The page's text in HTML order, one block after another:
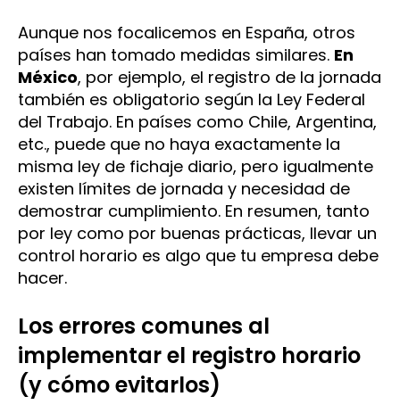
Aunque nos focalicemos en España, otros
países han tomado medidas similares. En
México, por ejemplo, el registro de la jornada
también es obligatorio según la Ley Federal
del Trabajo. En países como Chile, Argentina,
etc., puede que no haya exactamente la
misma ley de fichaje diario, pero igualmente
existen límites de jornada y necesidad de
demostrar cumplimiento. En resumen, tanto
por ley como por buenas prácticas, llevar un
control horario es algo que tu empresa debe
hacer.
Los errores comunes al
implementar el registro horario
(y cómo evitarlos)